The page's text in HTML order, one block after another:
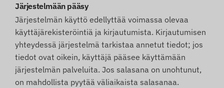
Järjestelmään pääsy
Järjestelmän käyttö edellyttää voimassa olevaa
käyttäjärekisteröintiä ja kirjautumista. Kirjautumisen
yhteydessä järjestelmä tarkistaa annetut tiedot; jos
tiedot ovat oikein, käyttäjä pääsee käyttämään
järjestelmän palveluita. Jos salasana on unohtunut,
on mahdollista pyytää väliaikaista salasanaa.